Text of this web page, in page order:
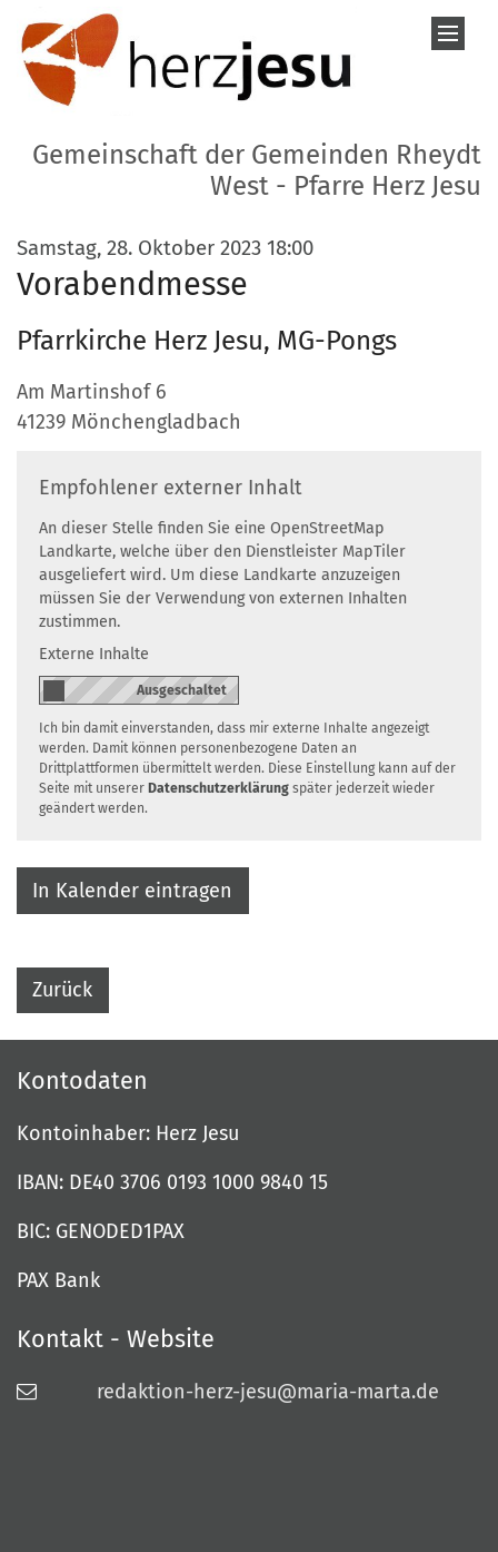
Zum Inhalt springen
Gemeinschaft der Gemeinden Rheydt
West - Pfarre Herz Jesu
Samstag, 28. Oktober 2023 18:00:
Vorabendmesse
Pfarrkirche Herz Jesu, MG-Pongs
Am Martinshof 6
41239 Mönchengladbach
Empfohlener externer Inhalt
An dieser Stelle finden Sie eine OpenStreetMap
Landkarte, welche über den Dienstleister MapTiler
ausgeliefert wird. Um diese Landkarte anzuzeigen
müssen Sie der Verwendung von externen Inhalten
zustimmen.
Externe Inhalte
Ich bin damit einverstanden, dass mir externe Inhalte angezeigt
werden. Damit können personenbezogene Daten an
Drittplattformen übermittelt werden. Diese Einstellung kann auf der
Seite mit unserer Datenschutzerklärung später jederzeit wieder
geändert werden.
In Kalender eintragen
Zurück
Kontodaten
Kontoinhaber: Herz Jesu
IBAN: DE40 3706 0193 1000 9840 15
BIC: GENODED1PAX
PAX Bank
Kontakt - Website
redaktion-herz-jesu@maria-marta.de